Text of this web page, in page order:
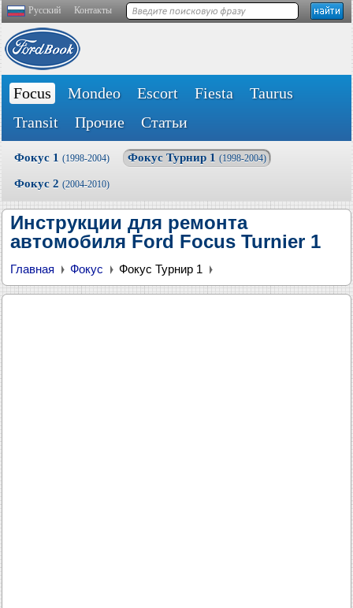
Русский Контакты
Focus Mondeo Escort Fiesta
Taurus
Transit
Прочие Статьи
Фокус 1 (1998-2004) Фокус Турнир 1 (1998-2004)
Фокус 2 (2004-2010)
Инструкции для ремонта
автомобиля Ford Focus Turnier 1
Главная Фокус Фокус Турнир 1